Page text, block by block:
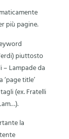
più pagine.
piuttosto
– Lampade da
title’
(ex. Fratelli
la